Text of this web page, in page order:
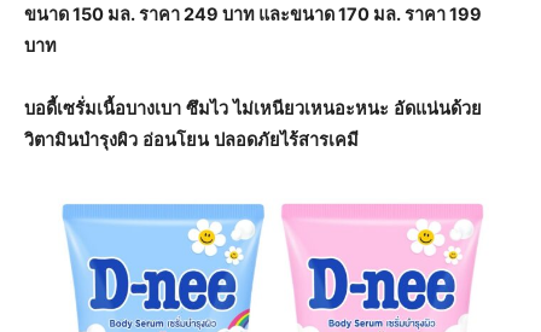
ขนาด 150 มล. ราคา 249 บาท และขนาด 170 มล. ราคา 199
บาท
บอดี้เซรั่มเนื้อบางเบา ซึมไว ไม่เหนียวเหนอะหนะ อัดแน่นด้วย
วิตามินบำรุงผิว อ่อนโยน ปลอดภัยไร้สารเคมี